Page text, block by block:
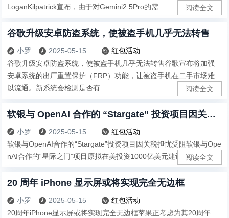
LoganKilpatrick宣布，由于对Gemini2.5Pro的需...
阅读全文
谷歌升级安卓防盗系统，使被盗手机几乎无法转售
 小罗  2025-05-15  红包活动
谷歌升级安卓防盗系统，使被盗手机几乎无法转售谷歌宣布将加强
安卓系统的出厂重置保护（FRP）功能，让被盗手机在二手市场难
以流通。新系统会检测是否有...
阅读全文
软银与 OpenAI 合作的 “Stargate” 投资项目因关税担忧受阻
 小罗  2025-05-15  红包活动
软银与OpenAI合作的“Stargate”投资项目因关税担忧受阻软银与Ope
nAI合作的“星际之门”项目原拟在美投资1000亿美元建设AI基础...
阅读全文
20 周年 iPhone 显示屏或将实现完全无边框
 小罗  2025-05-15  红包活动
20周年iPhone显示屏或将实现完全无边框苹果正考虑为其20周年